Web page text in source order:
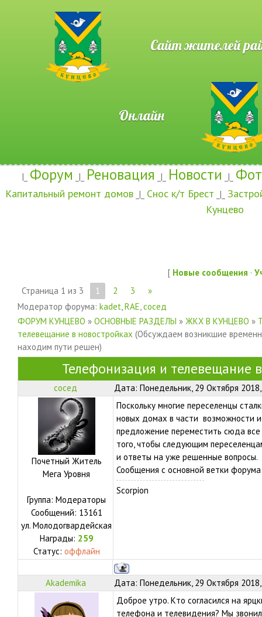
Сайт жителей
Онлайн
|_ Форум _|_ Реновация _|_ Новости _|_
Капитальный ремонт домов _|_ Снос к/т Брест _|_
Кунцево
[ Новые сообщения ·
Страница 1 из 3 1 2 3
»
Модератор форума: kadet,RAE,сосед
ФОРУМ КУНЦЕВО » ОСНОВНЫЕ РАЗДЕЛЫ » ЖКХ В КУНЦЕВО »
телевещание в новостройках (Обсуждаем возникшие
находим пути решен)
Телефонизация и телевещание
сосед Дата: Понедельник, 29 Октября
Почетный Житель
Мега Уровня
Группа: Модераторы
Сообщений: 13161
ул. Молодогвардейская
Награды: 259
Статус: оффлайн
Поскольку многие переселенцы
новых домах в части возможности
предложение переместить сюда
того, чтобы следующим
и ответы на уже решенные вопросы.
Сообщения с основной ветки
Scorpion
Akademika Дата: Понедельник, 29 Октября
Доброе утро. Кто согласился на
телефона и телевидения? Мы